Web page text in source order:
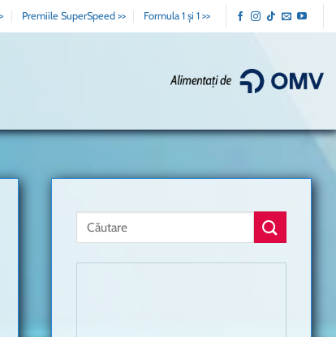
Premiile SuperSpeed >> Formula 1 și 1 >>